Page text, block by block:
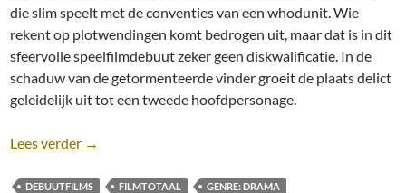
die slim speelt met de conventies van een whodunit. Wie
rekent op plotwendingen komt bedrogen uit, maar dat is in dit
sfeervolle speelfilmdebuut zeker geen diskwalificatie. In de
schaduw van de getormenteerde vinder groeit de plaats delict
geleidelijk uit tot een tweede hoofdpersonage.
Lees verder Recensie: Rietland [Sven Bresser, 2025]
→
DEBUUTFILMS FILMTOTAAL
GENRE: DRAMA